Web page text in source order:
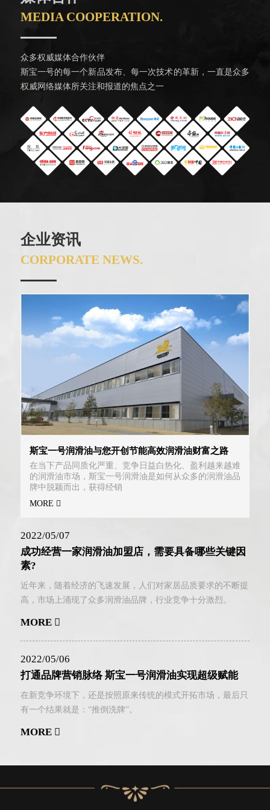
MEDIA COOPERATION.
众多权威媒体合作伙伴
斯宝一号的每一个新品发布、每一次技术的革新，一直是众多
权威网络媒体所关注和报道的焦点之一
企业资讯
CORPORATE NEWS.
斯宝一号润滑油与您开创节能高效润滑油财富之路
在当下产品同质化严重、竞争日益白热化、盈利越来越难
的润滑油市场，斯宝一号润滑油是如何从众多的润滑油品
牌中脱颖而出，获得经销
MORE
2022/05/07
成功经营一家润滑油加盟店，需要具备哪些关键因
素?
近年来，随着经济的飞速发展，人们对家居品质要求的不断提
高，市场上涌现了众多润滑油品牌，行业竞争十分激烈。
MORE
2022/05/06
打通品牌营销脉络 斯宝一号润滑油实现超级赋能
在新竞争环境下，还是按照原来传统的模式开拓市场，最后只
有一个结果就是：“推倒洗牌”。
MORE